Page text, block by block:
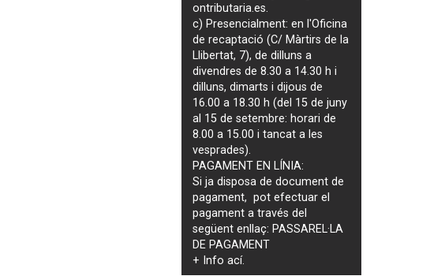
ontributaria.es.
c) Presencialment: en l'Oficina
de recaptació (C/ Màrtirs de la
Llibertat, 7), de dilluns a
divendres de 8.30 a 14.30 h i
dilluns, dimarts i dijous de
16.00 a 18.30 h (del 15 de juny
al 15 de setembre: horari de
8.00 a 15.00 i tancat a les
vesprades).
PAGAMENT EN LÍNIA:
Si ja disposa de document de
pagament, pot efectuar el
pagament a través del
següent enllaç: PASSAREL·LA
DE PAGAMENT
+ Infoací.